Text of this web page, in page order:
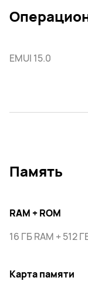
EMUI 15.0
Память
RAM + ROM
16 ГБ RAM + 512
Карта памяти